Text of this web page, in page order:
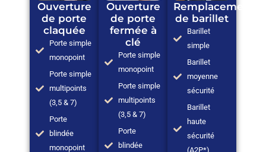
Ouverture
de porte
claquée
Porte simple
monopoint
Porte simple
multipoints
(3,5 & 7)
Porte
blindée
monopoint
Ouverture
de porte
fermée à
clé
Porte simple
monopoint
Porte simple
multipoints
(3,5 & 7)
Porte
blindée
Remplacement
de barillet
Barillet
simple
Barillet
moyenne
sécurité
Barillet
haute
sécurité
(A2P*)